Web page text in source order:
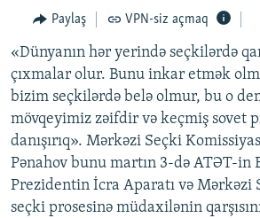
QANUNI DOĞRU
ARAŞDIRMA
MULTIMEDIA
VIDEO
FOTOQALEREYA
İNFOQRAFIKA
KARIKATURA
RADIO ARXIV
OXU ZALI
AZƏRBAYCAN ƏDƏBIYYATI KITABXANASI
İSLAM VƏ DEMOKRATIYA
HAQQIMIZDA
MISSIYAMIZ
PEŞƏ ETIKASI VƏ JURNALISTIKA
BIZI IZLƏ
Paylaş VPN-siz açmaq
«Dünyanın hər yerində seçkilərdə
çıxmalar olur. Bunu inkar etmək
bizim seçkilərdə belə olmur, bu o
mövqeyimiz zəifdir və keçmiş sovet
danışırıq». Mərkəzi Seçki
Pənahov bunu martın 3-də ATƏT-in
Prezidentin İcra Aparatı və Mərkəzi
seçki prosesinə müdaxilənin